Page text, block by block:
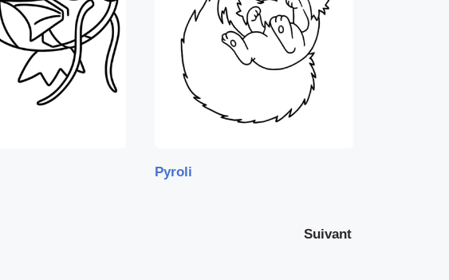
Pyroli
Suivant